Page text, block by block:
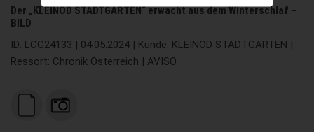
Der „KLEINOD STADTGARTEN“ erwacht aus dem Winterschlaf –
BILD
ID: LCG24133 | 04.05.2024 | Kunde: KLEINOD STADTGARTEN |
Ressort: Chronik Österreich | AVISO